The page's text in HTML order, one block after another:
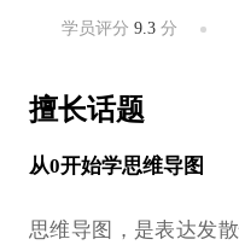
学员评分 9.3分
擅长话题
从0开始学思维导图
思维导图，是表达发